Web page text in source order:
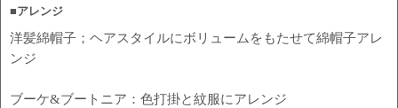
■アレンジ
洋髪綿帽子；ヘアスタイルにボリュームをもたせて綿帽子アレ
ンジ
ブーケ&ブートニア：色打掛と紋服にアレンジ